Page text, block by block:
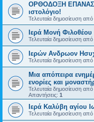
ΟΡΘΟΔΟΞΗ
ιστολόγιο!
Τελευταία δημοσίευση από
Ιερά Μονή Φιλοθέου
Τελευταία δημοσίευση από
Ιερών Ανδρωον
Τελευταία δημοσίευση από
Μια απόπειρα
ενορίες και
Τελευταία δημοσίευση από
Απαντήσεις: 1
Ιερά Καλύβη αγίου
Τελευταία δημοσίευση από